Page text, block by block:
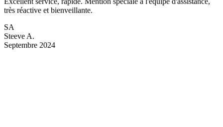
Avis vérifié
Excellent service, rapide. Mention spéciale à l'équipe d'assistance,
très réactive et bienveillante.